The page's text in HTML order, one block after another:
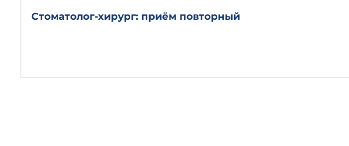
Стоматолог-хирург: приём повторный